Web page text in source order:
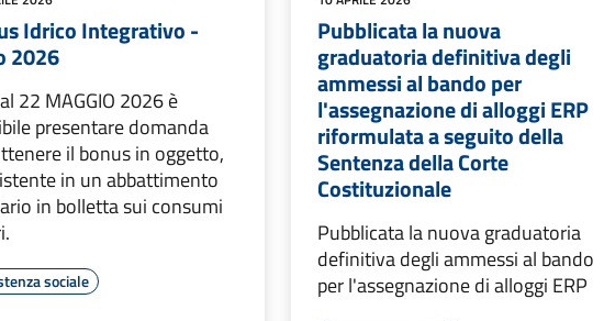
Idrico Integrativo -
2026
22 MAGGIO 2026 è
presentare domanda
il bonus in oggetto,
in un abbattimento
in bolletta sui consumi
sociale
Pubblicata la nuova
graduatoria definitiva degli
ammessi al bando per
l'assegnazione di alloggi ERP
riformulata a seguito della
Sentenza della Corte
Costituzionale
Pubblicata la nuova graduatoria
definitiva degli ammessi al bando
per l'assegnazione di alloggi ERP